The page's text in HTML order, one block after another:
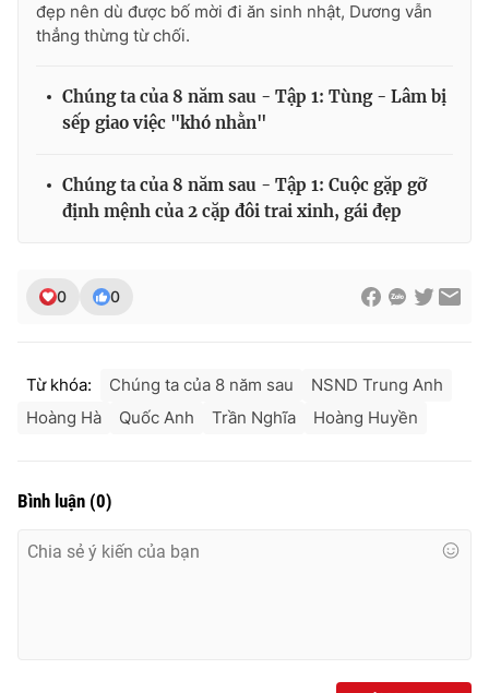
đẹp nên dù được bố mời đi ăn sinh nhật, Dương vẫn
thẳng thừng từ chối.
Chúng ta của 8 năm sau - Tập 1: Tùng - Lâm bị
sếp giao việc "khó nhằn"
Chúng ta của 8 năm sau - Tập 1: Cuộc gặp gỡ
định mệnh của 2 cặp đôi trai xinh, gái đẹp
0 0
Từ khóa: Chúng ta của 8 năm sau
NSND Trung Anh
Hoàng Hà
Quốc Anh Trần Nghĩa Hoàng Huyền
Bình luận (0)